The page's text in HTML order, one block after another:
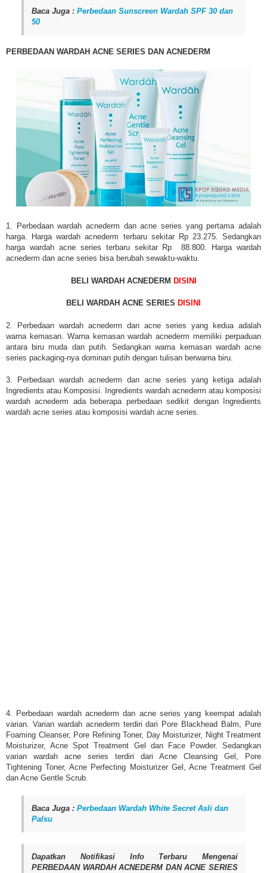
Baca Juga : Perbedaan Sunscreen Wardah SPF 30 dan
50
PERBEDAAN WARDAH ACNE SERIES DAN ACNEDERM
1. Perbedaan wardah acnederm dan acne series yang pertama adalah
harga. Harga wardah acnederm terbaru sekitar Rp 23.275. Sedangkan
harga wardah acne series terbaru sekitar Rp 88.800. Harga wardah
acnederm dan acne series bisa berubah sewaktu-waktu.
BELI WARDAH ACNEDERM DISINI
BELI WARDAH ACNE SERIES DISINI
2. Perbedaan wardah acnederm dan acne series yang kedua adalah
warna kemasan. Warna kemasan wardah acnederm memiliki perpaduan
antara biru muda dan putih. Sedangkan warna kemasan wardah acne
series packaging-nya dominan putih dengan tulisan berwarna biru.
3. Perbedaan wardah acnederm dan acne series yang ketiga adalah
Ingredients atau Komposisi. Ingredients wardah acnederm atau komposisi
wardah acnederm ada beberapa perbedaan sedikit dengan Ingredients
wardah acne series atau komposisi wardah acne series.
4. Perbedaan wardah acnederm dan acne series yang keempat adalah
varian. Varian wardah acnederm terdiri dari Pore Blackhead Balm, Pure
Foaming Cleanser, Pore Refining Toner, Day Moisturizer, Night Treatment
Moisturizer, Acne Spot Treatment Gel dan Face Powder. Sedangkan
varian wardah acne series terdiri dari Acne Cleansing Gel, Pore
Tightening Toner, Acne Perfecting Moisturizer Gel, Acne Treatment Gel
dan Acne Gentle Scrub.
Baca Juga : Perbedaan Wardah White Secret Asli dan
Palsu
Dapatkan Notifikasi Info Terbaru Mengenai
PERBEDAAN WARDAH ACNEDERM DAN ACNE SERIES